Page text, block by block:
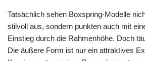
Tatsächlich sehen Boxspring-Modelle
stilvoll aus, sondern punkten auch mit
Einstieg durch die Rahmenhöhe. Doch
Die äußere Form ist nur ein attraktives